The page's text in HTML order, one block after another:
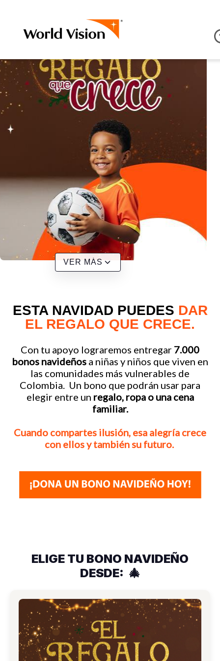
VER MÁS
ESTA NAVIDAD PUEDES DAR
EL REGALO QUE CRECE.
Con tu apoyo lograremos entregar 7.000
bonos navideños a niñas y niños que viven en
las comunidades más vulnerables de
Colombia. Un bono que podrán usar para
elegir entre un regalo, ropa o una cena
familiar.
Cuando compartes ilusión, esa alegría crece
con ellos y también su futuro.
ELIGE TU BONO NAVIDEÑO
DESDE: 🎄